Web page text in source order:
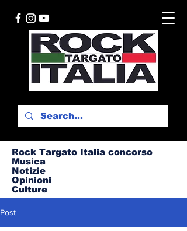
Rock Targato Italia concorso
Musica
Notizie
Opinioni
Culture
Post